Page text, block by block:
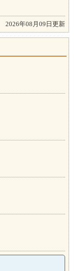
2026年08月09日更新